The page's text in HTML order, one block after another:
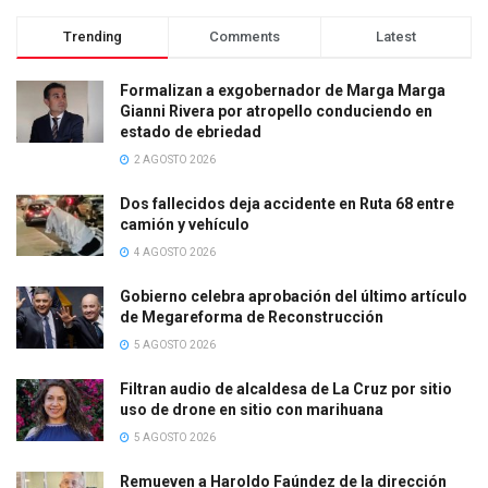
Trending Comments Latest
Formalizan a exgobernador de Marga Marga
Gianni Rivera por atropello conduciendo en
estado de ebriedad
2 AGOSTO 2026
Dos fallecidos deja accidente en Ruta 68 entre
camión y vehículo
4 AGOSTO 2026
Gobierno celebra aprobación del último artículo
de Megareforma de Reconstrucción
5 AGOSTO 2026
Filtran audio de alcaldesa de La Cruz por sitio
uso de drone en sitio con marihuana
5 AGOSTO 2026
Remueven a Haroldo Faúndez de la dirección